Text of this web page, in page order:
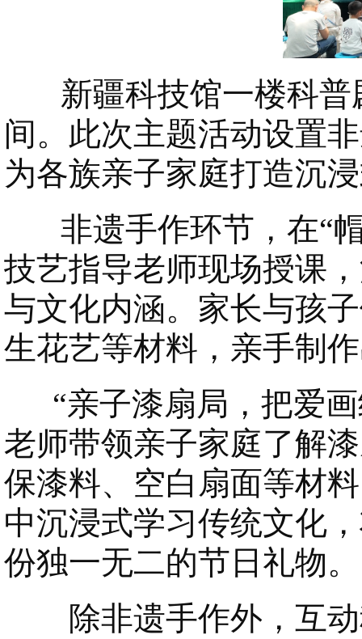
新疆科技馆一楼科普
间。此次主题活动设置
为各族亲子家庭打造沉
非遗手作环节，在“帽
技艺指导老师现场授课
与文化内涵。家长与孩
生花艺等材料，亲手制
“亲子漆扇局，把爱画
老师带领亲子家庭了解
保漆料、空白扇面等材
中沉浸式学习传统文化
份独一无二的节日礼物。
除非遗手作外，互动